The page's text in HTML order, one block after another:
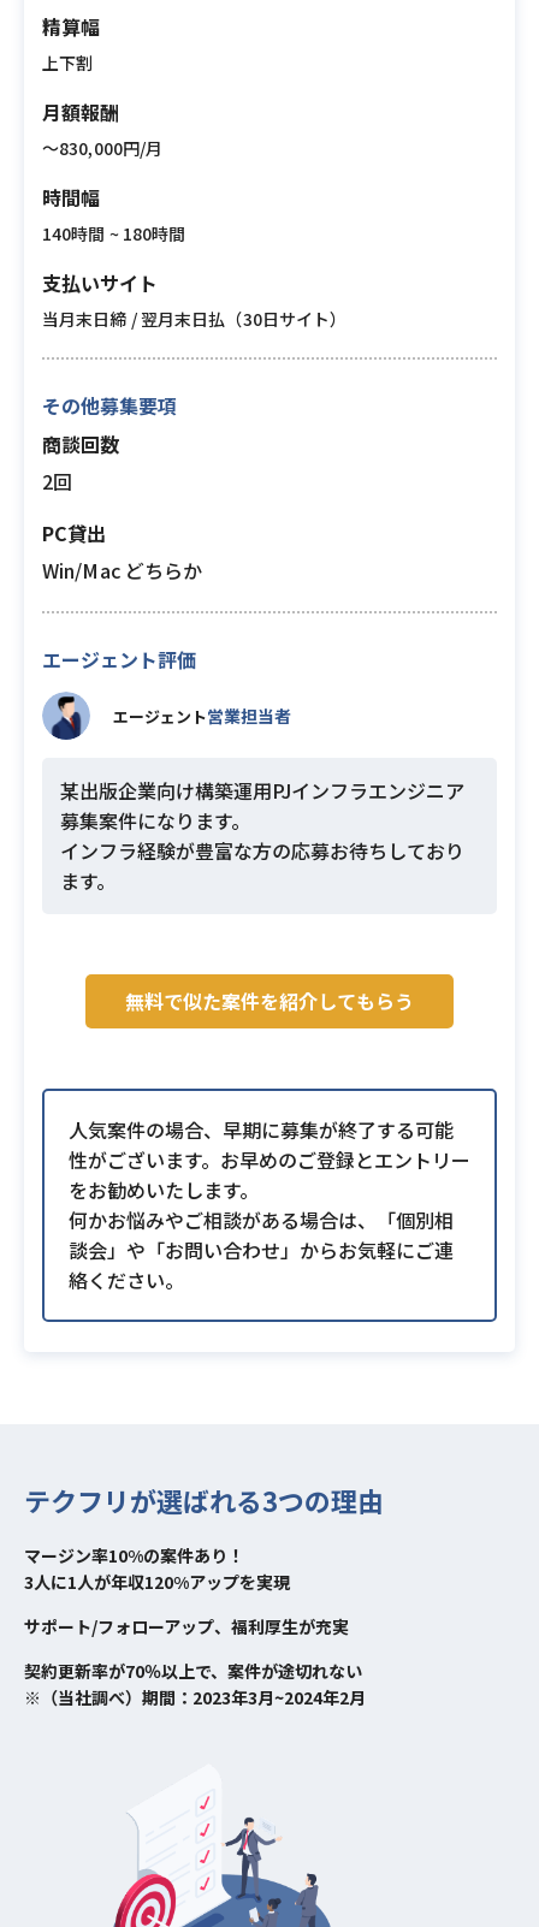
精算幅
上下割
月額報酬
〜830,000円/月
時間幅
140時間 ~ 180時間
支払いサイト
当月末日締 / 翌月末日払（30日サイト）
その他募集要項
商談回数
2回
PC貸出
Win/Mac どちらか
エージェント評価
エージェント営業担当者
某出版企業向け構築運用PJインフラエンジニア
募集案件になります。
インフラ経験が豊富な方の応募お待ちしており
ます。
無料で似た案件を紹介してもらう
人気案件の場合、早期に募集が終了する可能
性がございます。お早めのご登録とエントリー
をお勧めいたします。
何かお悩みやご相談がある場合は、「個別相
談会」や「お問い合わせ」からお気軽にご連
絡ください。
テクフリが選ばれる3つの理由
マージン率10%の案件あり！
3人に1人が年収120%アップを実現
サポート/フォローアップ、福利厚生が充実
契約更新率が70％以上で、案件が途切れない
※（当社調べ）期間：2023年3月~2024年2月